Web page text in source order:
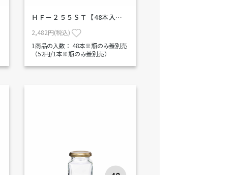
ＨＦ－２５５ＳＴ【48本入…
2,482円(税込)
1商品の入数： 48本※瓶のみ蓋別売
（52円/1本※瓶のみ蓋別売）